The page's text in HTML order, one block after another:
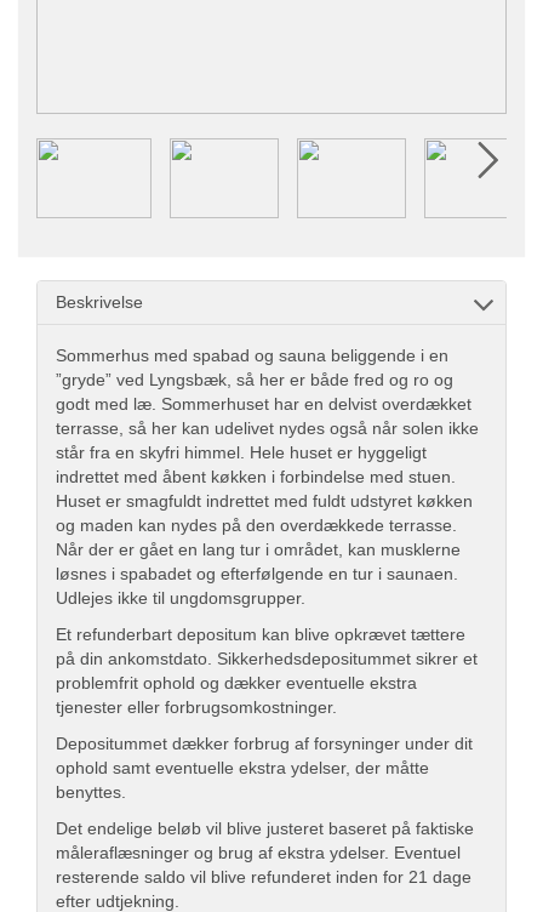
Beskrivelse
Sommerhus med spabad og sauna beliggende i en
”gryde” ved Lyngsbæk, så her er både fred og ro og
godt med læ. Sommerhuset har en delvist overdækket
terrasse, så her kan udelivet nydes også når solen ikke
står fra en skyfri himmel. Hele huset er hyggeligt
indrettet med åbent køkken i forbindelse med stuen.
Huset er smagfuldt indrettet med fuldt udstyret køkken
og maden kan nydes på den overdækkede terrasse.
Når der er gået en lang tur i området, kan musklerne
løsnes i spabadet og efterfølgende en tur i saunaen.
Udlejes ikke til ungdomsgrupper.
Et refunderbart depositum kan blive opkrævet tættere
på din ankomstdato. Sikkerhedsdepositummet sikrer et
problemfrit ophold og dækker eventuelle ekstra
tjenester eller forbrugsomkostninger.
Depositummet dækker forbrug af forsyninger under dit
ophold samt eventuelle ekstra ydelser, der måtte
benyttes.
Det endelige beløb vil blive justeret baseret på faktiske
måleraflæsninger og brug af ekstra ydelser. Eventuel
resterende saldo vil blive refunderet inden for 21 dage
efter udtjekning.